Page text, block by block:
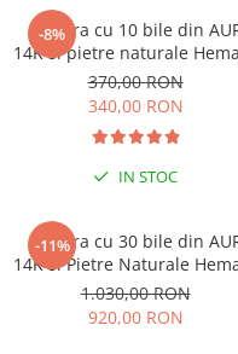
-8%
Bratara cu 10 bile din
14K si pietre naturale
370,00 RON
340,00 RON
IN STOC
-11%
Bratara cu 30 bile din
14K si Pietre Naturale
1.030,00 RON
920,00 RON